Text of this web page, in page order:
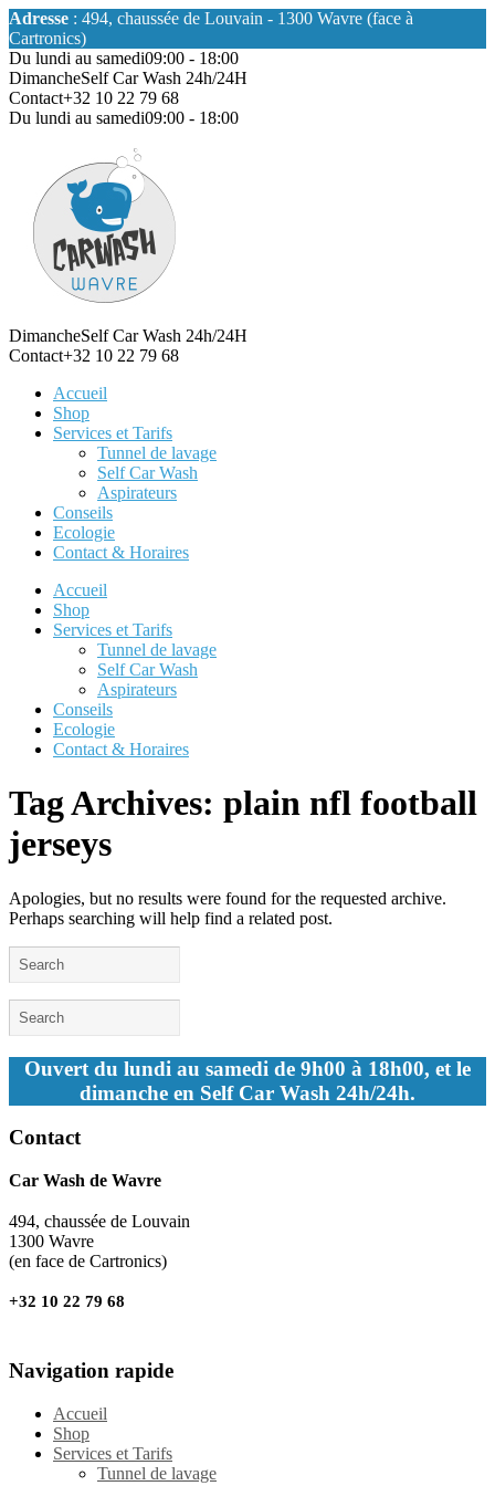
Adresse : 494, chaussée de Louvain - 1300 Wavre (face à
Cartronics)
Du lundi au samedi09:00 - 18:00
DimancheSelf Car Wash 24h/24H
Contact+32 10 22 79 68
Du lundi au samedi09:00 - 18:00
DimancheSelf Car Wash 24h/24H
Contact+32 10 22 79 68
Accueil
Shop
Services et Tarifs
Tunnel de lavage
Self Car Wash
Aspirateurs
Conseils
Ecologie
Contact & Horaires
Accueil
Shop
Services et Tarifs
Tunnel de lavage
Self Car Wash
Aspirateurs
Conseils
Ecologie
Contact & Horaires
Tag Archives: plain nfl football
jerseys
Apologies, but no results were found for the requested archive.
Perhaps searching will help find a related post.
Ouvert du lundi au samedi de 9h00 à 18h00, et le
dimanche en Self Car Wash 24h/24h.
Contact
Car Wash de Wavre
494, chaussée de Louvain
1300 Wavre
(en face de Cartronics)
+32 10 22 79 68
Navigation rapide
Accueil
Shop
Services et Tarifs
Tunnel de lavage